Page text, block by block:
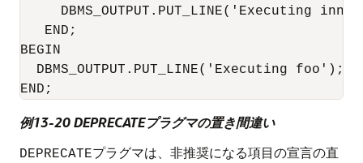
DBMS_OUTPUT.PUT_LINE('Executing
   END;
BEGIN
  DBMS_OUTPUT.PUT_LINE('Executing foo');
例13-20 DEPRECATEプラグマの置き間違い
DEPRECATEプラグマは、非推奨になる項目の宣言の直